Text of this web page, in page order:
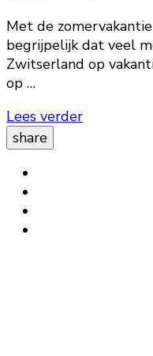
Met de
begrijpelijk dat veel
Zwitserland op
op …
Lees verder
share